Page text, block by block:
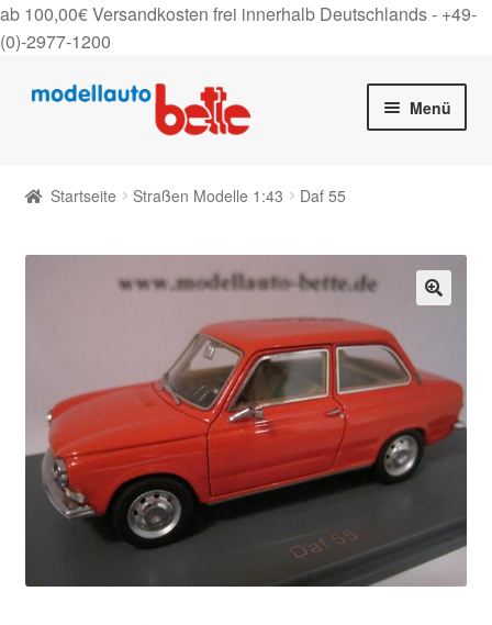
ab 100,00€ Versandkosten frei innerhalb Deutschlands - +49-
(0)-2977-1200
Zur
Zum
Menü
On Tour
Kontakt
Startseite Straßen Modelle 1:43 Daf 55